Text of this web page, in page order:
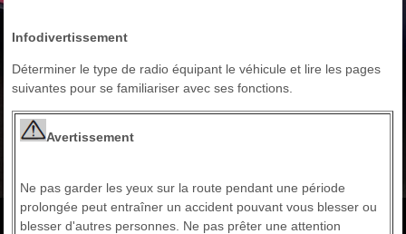
Infodivertissement
Déterminer le type de radio équipant le véhicule et lire les pages
suivantes pour se familiariser avec ses fonctions.
Avertissement
Ne pas garder les yeux sur la route pendant une période
prolongée peut entraîner un accident pouvant vous blesser ou
blesser d'autres personnes. Ne pas prêter une attention